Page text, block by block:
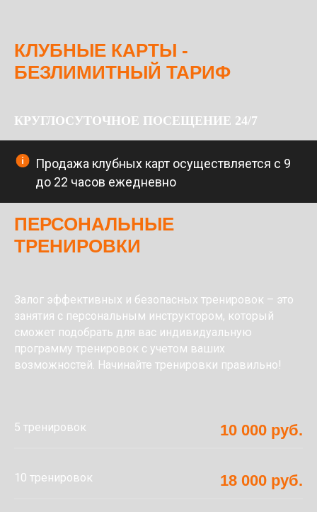
КЛУБНЫЕ КАРТЫ -
БЕЗЛИМИТНЫЙ ТАРИФ
КРУГЛОСУТОЧНОЕ ПОСЕЩЕНИЕ 24/7
Продажа клубных карт осуществляется с 9
до 22 часов ежедневно
ПЕРСОНАЛЬНЫЕ
ТРЕНИРОВКИ
Залог эффективных и безопасных тренировок – это
занятия с персональным инструктором, который
сможет подобрать для вас индивидуальную
программу тренировок с учетом ваших
возможностей. Начинайте тренировки правильно!
5 тренировок 10 000 руб.
10 тренировок 18 000 руб.